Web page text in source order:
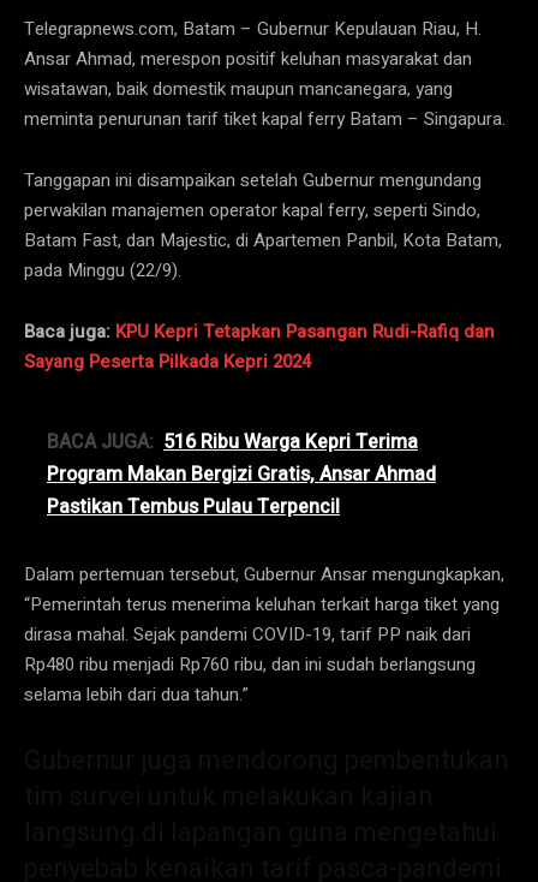
Telegrapnews.com, Batam – Gubernur Kepulauan Riau, H.
Ansar Ahmad, merespon positif keluhan masyarakat dan
wisatawan, baik domestik maupun mancanegara, yang
meminta penurunan tarif tiket kapal ferry Batam – Singapura.
Tanggapan ini disampaikan setelah Gubernur mengundang
perwakilan manajemen operator kapal ferry, seperti Sindo,
Batam Fast, dan Majestic, di Apartemen Panbil, Kota Batam,
pada Minggu (22/9).
Baca juga: KPU Kepri Tetapkan Pasangan Rudi-Rafiq dan
Sayang Peserta Pilkada Kepri 2024
BACA JUGA: 516 Ribu Warga Kepri Terima
Program Makan Bergizi Gratis, Ansar Ahmad
Pastikan Tembus Pulau Terpencil
Dalam pertemuan tersebut, Gubernur Ansar mengungkapkan,
“Pemerintah terus menerima keluhan terkait harga tiket yang
dirasa mahal. Sejak pandemi COVID-19, tarif PP naik dari
Rp480 ribu menjadi Rp760 ribu, dan ini sudah berlangsung
selama lebih dari dua tahun.”